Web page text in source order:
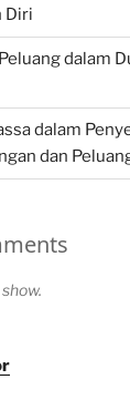
Diri
dalam
dalam
dan